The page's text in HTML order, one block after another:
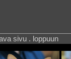
sivu . loppuun